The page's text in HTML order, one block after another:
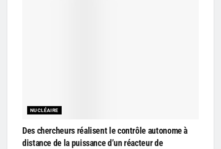
NUCLÉAIRE
Des chercheurs réalisent le contrôle autonome à
distance de la puissance d’un réacteur de